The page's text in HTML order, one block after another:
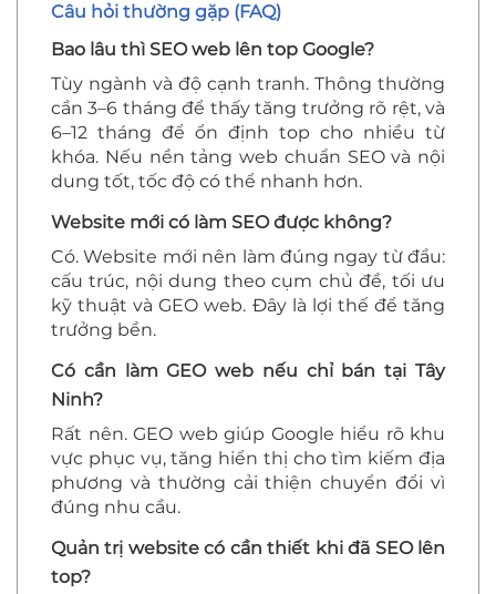
Câu hỏi thường gặp (FAQ)
Bao lâu thì SEO web lên top Google?
Tùy ngành và độ cạnh tranh. Thông thường
cần 3–6 tháng để thấy tăng trưởng rõ rệt, và
6–12 tháng để ổn định top cho nhiều từ
khóa. Nếu nền tảng web chuẩn SEO và nội
dung tốt, tốc độ có thể nhanh hơn.
Website mới có làm SEO được không?
Có. Website mới nên làm đúng ngay từ đầu:
cấu trúc, nội dung theo cụm chủ đề, tối ưu
kỹ thuật và GEO web. Đây là lợi thế để tăng
trưởng bền.
Có cần làm GEO web nếu chỉ bán tại Tây
Ninh?
Rất nên. GEO web giúp Google hiểu rõ khu
vực phục vụ, tăng hiển thị cho tìm kiếm địa
phương và thường cải thiện chuyển đổi vì
đúng nhu cầu.
Quản trị website có cần thiết khi đã SEO lên
top?